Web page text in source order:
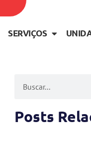
SERVIÇOS
Posts